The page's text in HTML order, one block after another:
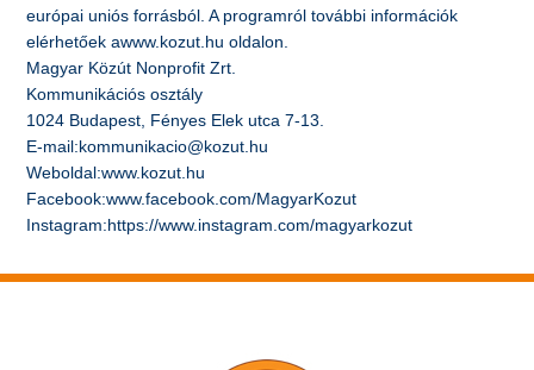
európai uniós forrásból. A programról további információk
elérhetőek awww.kozut.hu oldalon.
Magyar Közút Nonprofit Zrt.
Kommunikációs osztály
1024 Budapest, Fényes Elek utca 7-13.
E-mail:kommunikacio@kozut.hu
Weboldal:www.kozut.hu
Facebook:www.facebook.com/MagyarKozut
Instagram:https://www.instagram.com/magyarkozut